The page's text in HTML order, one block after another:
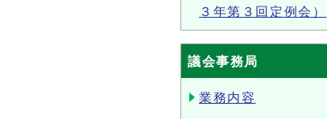
３年第３回定例会）
議会事務局
業務内容